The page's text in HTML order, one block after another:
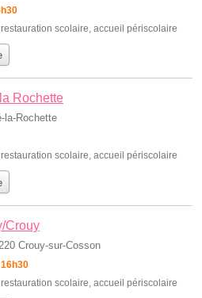
restauration scolaire, accueil périscolaire
Rochette
la-Rochette
restauration scolaire, accueil périscolaire
Crouy
Crouy-sur-Cosson
restauration scolaire accueil périscolaire